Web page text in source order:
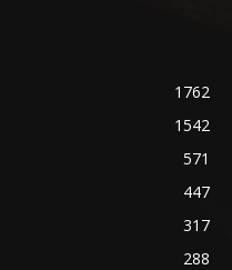
1762
1542
571
447
317
288